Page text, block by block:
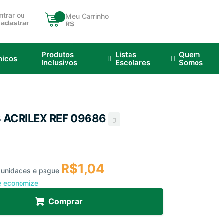
ou
Meu Carrinho
R$
Produtos
Inclusivos
Listas
Escolares
Quem
Somos
ACRILEX REF 09686
e pague R$1,04
economize
Comprar